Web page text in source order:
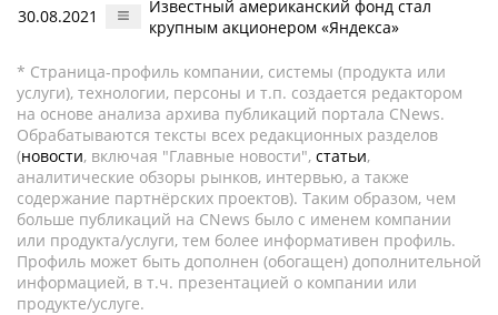
30.08.2021
Известный американский фонд стал
крупным акционером «Яндекса»
* Страница-профиль компании, системы (продукта или
услуги), технологии, персоны и т.п. создается редактором
на основе анализа архива публикаций портала CNews.
Обрабатываются тексты всех редакционных разделов
(новости, включая "Главные новости", статьи,
аналитические обзоры рынков, интервью, а также
содержание партнёрских проектов). Таким образом, чем
больше публикаций на CNews было с именем компании
или продукта/услуги, тем более информативен профиль.
Профиль может быть дополнен (обогащен) дополнительной
информацией, в т.ч. презентацией о компании или
продукте/услуге.